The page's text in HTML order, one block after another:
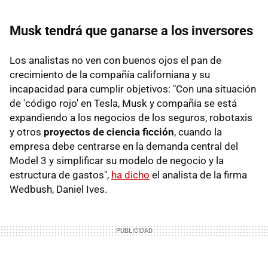
Musk tendrá que ganarse a los inversores
Los analistas no ven con buenos ojos el pan de
crecimiento de la compañía californiana y su
incapacidad para cumplir objetivos: "Con una situación
de 'código rojo' en Tesla, Musk y compañía se está
expandiendo a los negocios de los seguros, robotaxis
y otros proyectos de ciencia ficción, cuando la
empresa debe centrarse en la demanda central del
Model 3 y simplificar su modelo de negocio y la
estructura de gastos", ha dicho el analista de la firma
Wedbush, Daniel Ives.